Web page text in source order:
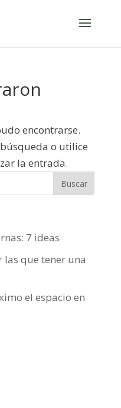
encontrarse.
o utilice
la entrada.
7 ideas
las que tener una
el espacio en